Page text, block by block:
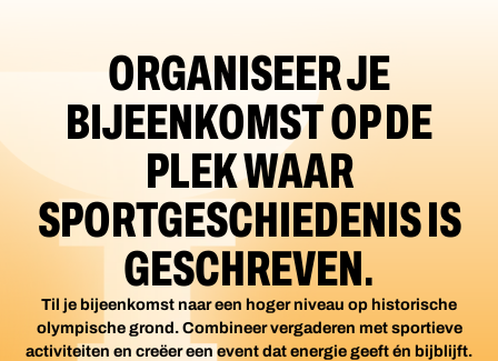
ORGANISEER JE
BIJEENKOMST OP DE
PLEK WAAR
SPORTGESCHIEDENIS IS
GESCHREVEN.
Til je bijeenkomst naar een hoger niveau op historische
olympische grond. Combineer vergaderen met sportieve
activiteiten en creëer een event dat energie geeft én bijblijft.